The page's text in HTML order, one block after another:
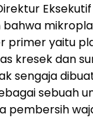
primer yaitu
kresek dan
sengaja
sebuah
pembersih